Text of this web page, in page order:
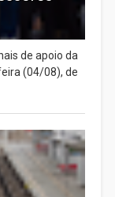
de apoio da
(04/08), de